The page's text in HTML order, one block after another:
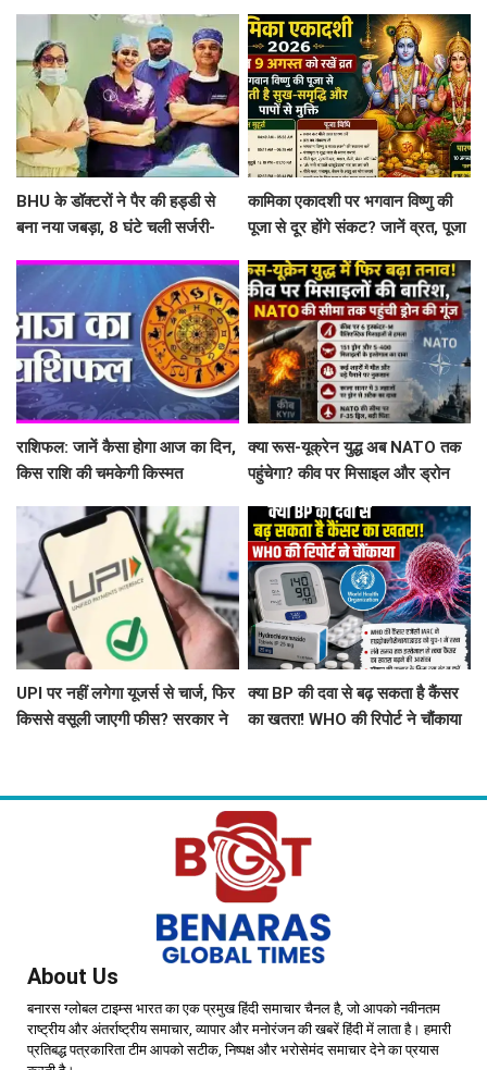
हिस्से हटाए गए
BHU के डॉक्टरों ने पैर की हड्डी से
बना नया जबड़ा, 8 घंटे चली सर्जरी-
मिली नई जिंदगी
कामिका एकादशी पर भगवान विष्णु की
पूजा से दूर होंगे संकट? जानें व्रत, पूजा
राशिफल: जानें कैसा होगा आज का दिन,
किस राशि की चमकेगी किस्मत
क्या रूस-यूक्रेन युद्ध अब NATO तक
पहुंचेगा? कीव पर मिसाइल और ड्रोन
UPI पर नहीं लगेगा यूजर्स से चार्ज, फिर
किससे वसूली जाएगी फीस? सरकार ने
क्या BP की दवा से बढ़ सकता है कैंसर
का खतरा! WHO की रिपोर्ट ने चौंकाया
About Us
बनारस ग्लोबल टाइम्स भारत का एक प्रमुख हिंदी समाचार चैनल है, जो आपको नवीनतम
राष्ट्रीय और अंतर्राष्ट्रीय समाचार, व्यापार और मनोरंजन की खबरें हिंदी में लाता है। हमारी
प्रतिबद्ध पत्रकारिता टीम आपको सटीक, निष्पक्ष और भरोसेमंद समाचार देने का प्रयास